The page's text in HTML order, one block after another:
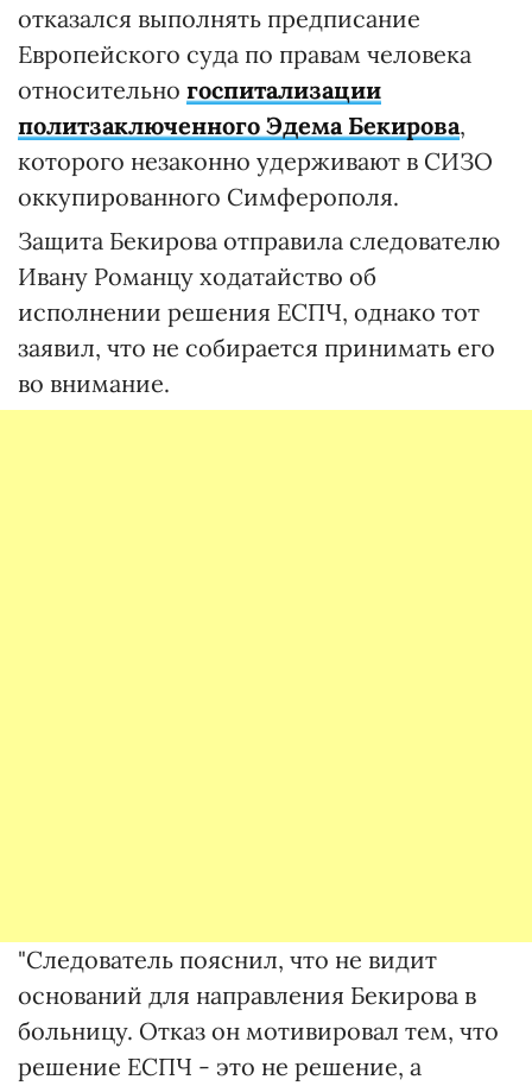
отказался выполнять предписание
Европейского суда по правам человека
относительно госпитализации
политзаключенного Эдема Бекирова,
которого незаконно удерживают в СИЗО
оккупированного Симферополя.
Защита Бекирова отправила следователю
Ивану Романцу ходатайство об
исполнении решения ЕСПЧ, однако тот
заявил, что не собирается принимать его
во внимание.
"Следователь пояснил, что не видит
оснований для направления Бекирова в
больницу. Отказ он мотивировал тем, что
решение ЕСПЧ - это не решение, а